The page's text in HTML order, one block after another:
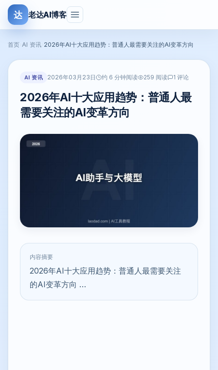
达 老达AI博客
首页 AI 资讯 2026年AI十大应用趋势：普通人最需要关注的AI变革方向
AI 资讯 2026年03月23日 约 6 分钟阅读 259 阅读 1 评论
2026年AI十大应用趋势：普通人最
需要关注的AI变革方向
内容摘要
2026年AI十大应用趋势：普通人最需要关注
的AI变革方向 …